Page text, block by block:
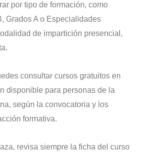
por tipo de formación, como
Grados A o Especialidades
de impartición presencial,
consultar cursos gratuitos en
disponible para personas de la
según la convocatoria y los
formativa.
revisa siempre la ficha del curso